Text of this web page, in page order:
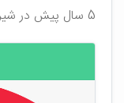
5 سال پیش در شیراز